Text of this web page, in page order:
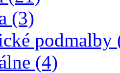
(3)
podmalby
(4)